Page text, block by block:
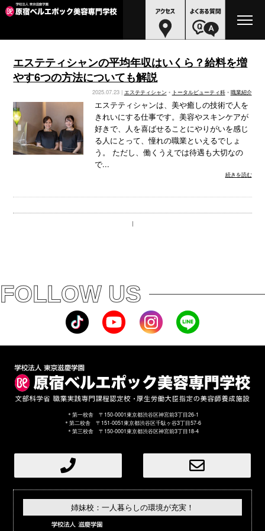
エステティシャンの平均年収はいくら？給料を増
やす6つの方法についても解説
2025.07.23 | エステティシャン • トータルビューティ科• 職業紹介
エステティシャンは、美や癒しの技術で人を
きれいにする仕事です。美容やスキンケアが
好きで、人を喜ばせることにやりがいを感じ
る人にとって、憧れの職業といえるでしょ
う。 ただし、働くうえでは待遇も大切なの
で...
続きを読む
｜
FOLLOW US
＊第一校舎 〒150-0001東京都渋谷区神宮前3丁目26-1
＊第二校舎 〒151-0051東京都渋谷区千駄ヶ谷3丁目57-6
＊第三校舎 〒150-0001東京都渋谷区神宮前3丁目18-4
姉妹校：一人暮らしの環境が充実！